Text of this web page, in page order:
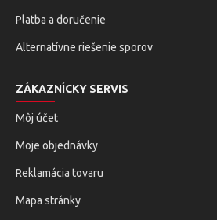
Platba a doručenie
Alternatívne riešenie sporov
ZÁKAZNÍCKY SERVIS
Môj účet
Moje objednávky
Reklamácia tovaru
Mapa stránky